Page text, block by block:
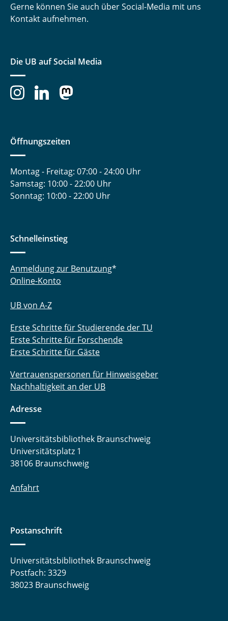
Gerne können Sie auch über Social-Media mit uns
Kontakt aufnehmen.
Die UB auf Social Media
Öffnungszeiten
Montag - Freitag: 07:00 - 24:00 Uhr
Samstag: 10:00 - 22:00 Uhr
Sonntag: 10:00 - 22:00 Uhr
Schnelleinstieg
Anmeldung zur Benutzung*
Online-Konto
UB von A-Z
Erste Schritte für Studierende der TU
Erste Schritte für Forschende
Erste Schritte für Gäste
Vertrauenspersonen für Hinweisgeber
Nachhaltigkeit an der UB
Adresse
Universitätsbibliothek Braunschweig
Universitätsplatz 1
38106 Braunschweig
Anfahrt
Postanschrift
Universitätsbibliothek Braunschweig
Postfach: 3329
38023 Braunschweig